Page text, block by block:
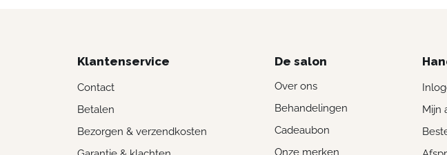
Klantenservice
Contact
Betalen
Bezorgen & verzendkosten
De salon
Over ons
Behandelingen
Cadeaubon
Onze merken
Mijn